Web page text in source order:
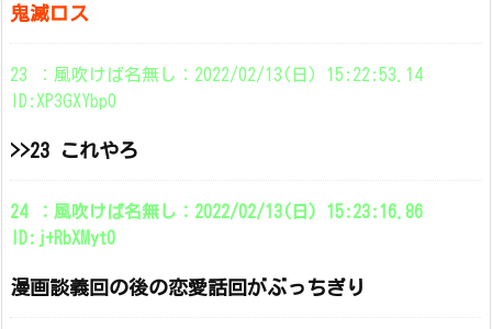
鬼滅ロス
23 ：風吹けば名無し：2022/02/13(日) 15:22:53.14
ID:XP3GXYbp0
>>23 これやろ
24 ：風吹けば名無し：2022/02/13(日) 15:23:16.86
ID:j+RbXMyt0
漫画談義回の後の恋愛話回がぶっちぎり